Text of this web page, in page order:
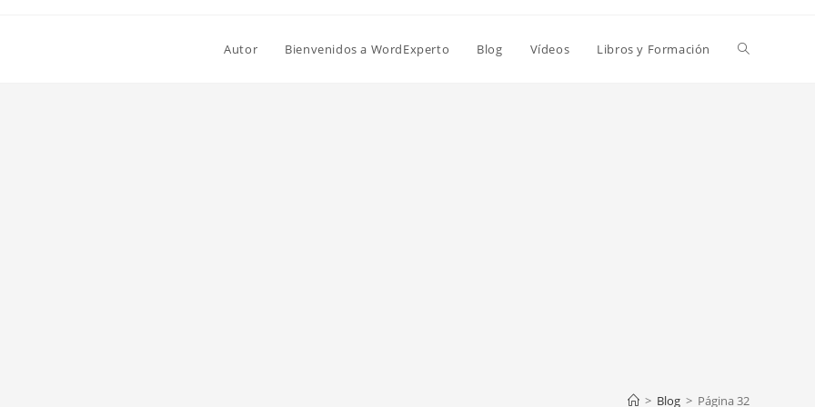
Autor Bienvenidos a WordExperto Blog Vídeos Libros y Formación Alternar
> Blog > Página 32